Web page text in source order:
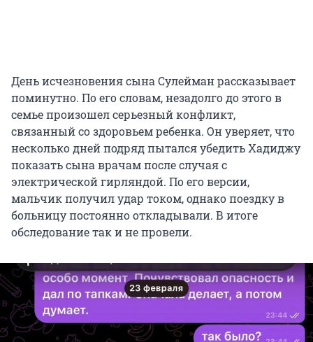
День исчезновения сына Сулейман рассказывает
поминутно. По его словам, незадолго до этого в
семье произошел серьезный конфликт,
связанный со здоровьем ребенка. Он уверяет, что
несколько дней подряд пытался убедить Хадиджу
показать сына врачам после случая с
электрической гирляндой. По его версии,
мальчик получил удар током, однако поездку в
больницу постоянно откладывали. В итоге
обследование так и не провели.